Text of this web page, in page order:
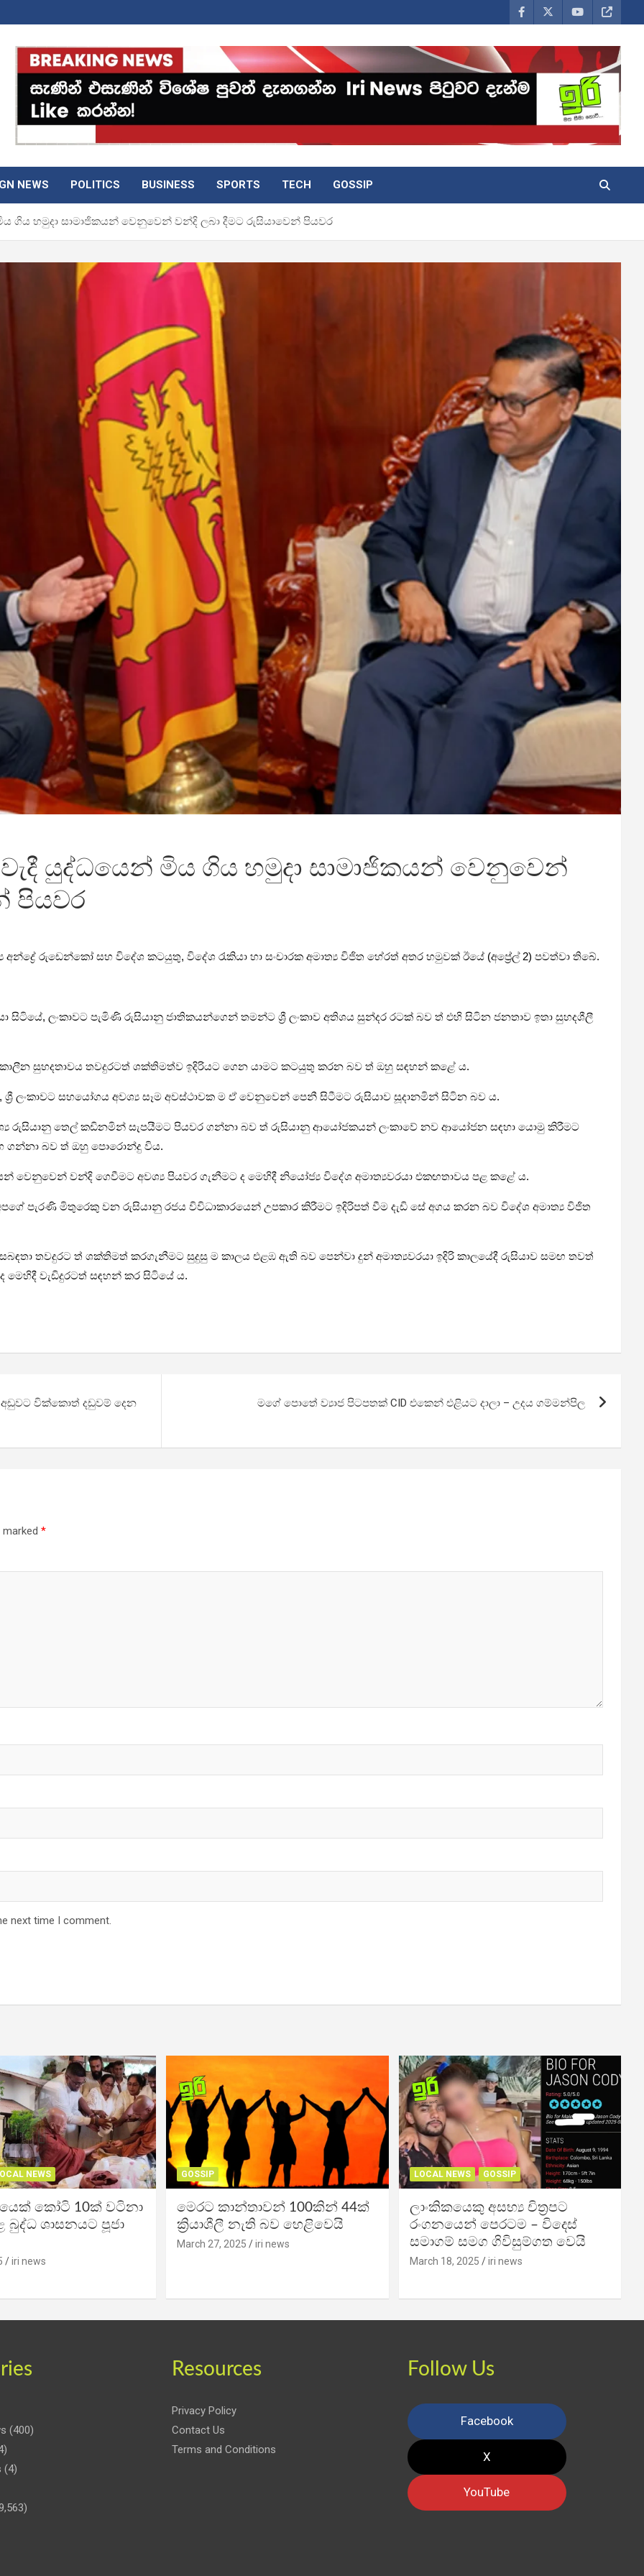
NEWS POLITICS BUSINESS SPORTS TECH GOSSIP
ගිය හමුදා සාමාජිකයන් වෙනුවෙන් වන්දි ලබා දීමට රුසියාවෙන් පියවර
යුද්ධයෙන් මිය ගිය හමුදා සාමාජිකයන් වෙනුවෙන්
පියවර
අන්ද්‍රේ රුඩෙන්කෝ සහ විදේශ කටයුතු, විදේශ රැකියා හා සංචාරක අමාත්‍ය විජිත හේරත් අතර හමුවක් ඊයේ (අප්‍රේල් 2) පවත්වා තිබේ.
සිටියේ, ලංකාවට පැමිණි රුසියානු ජාතිකයන්ගෙන් තමන්ට ශ්‍රී ලංකාව අතිශය සුන්දර රටක් බව ත් එහි සිටින ජනතාව ඉතා සුහදශීලී
සුහදතාවය තවදුරටත් ශක්තිමත්ව ඉදිරියට ගෙන යාමට කටයුතු කරන බව ත් ඔහු සඳහන් කළේ ය.
ලංකාවට සහයෝගය අවශ්‍ය සෑම අවස්ථාවක ම ඒ වෙනුවෙන් පෙනී සිටීමට රුසියාව සූදානමින් සිටින බව ය.
රුසියානු තෙල් කඩිනමින් සැපයීමට පියවර ගන්නා බව ත් රුසියානු ආයෝජකයන් ලංකාවේ නව ආයෝජන සඳහා යොමු කිරීමට
ගන්නා බව ත් ඔහු පොරොන්දු විය.
වෙනුවෙන් වන්දි ගෙවීමට අවශ්‍ය පියවර ගැනීමට ද මෙහිදී නියෝජ්‍ය විදේශ අමාත්‍යවරයා එකඟතාවය පළ කළේ ය.
පැරණි මිතුරෙකු වන රුසියානු රජය විවිධාකාරයෙන් උපකාර කිරීමට ඉදිරිපත් වීම දැඩි සේ අගය කරන බව විදේශ අමාත්‍ය විජිත
තවදුරට ත් ශක්තිමත් කරගැනීමට සුදුසු ම කාලය එළඹ ඇති බව පෙන්වා දුන් අමාත්‍යවරයා ඉදිරි කාලයේදී රුසියාව සමඟ තවත්
වැඩිදුරටත් සඳහන් කර සිටියේ ය.
අඩුවට වික්කොත් දඩුවම් දෙන
මගේ පොතේ ව්‍යාජ පිටපතක් CID එකෙන් එළියට දාලා – උදය ගම්මන්පිල
marked *
next time I comment.
NEWS
කෝටි 10ක් වටිනා
බුද්ධ ශාසනයට පූජා
iri news
GOSSIP
මෙරට කාන්තාවන් 100කින් 44ක්
ක්‍රියාශීලී නැති බව හෙළිවෙයි
March 27, 2025 iri news
LOCAL NEWS GOSSIP
ලාංකිකයෙකු අසභ්‍ය චිත්‍රපට
රංගනයෙන් පෙරටම – විදෙස්
සමාගම් සමග ගිවිසුම්ගත වෙයි
March 18, 2025 iri news
(400)
(4)
Resources
Privacy Policy
Contact Us
Terms and Conditions
Follow Us
Facebook
X
YouTube